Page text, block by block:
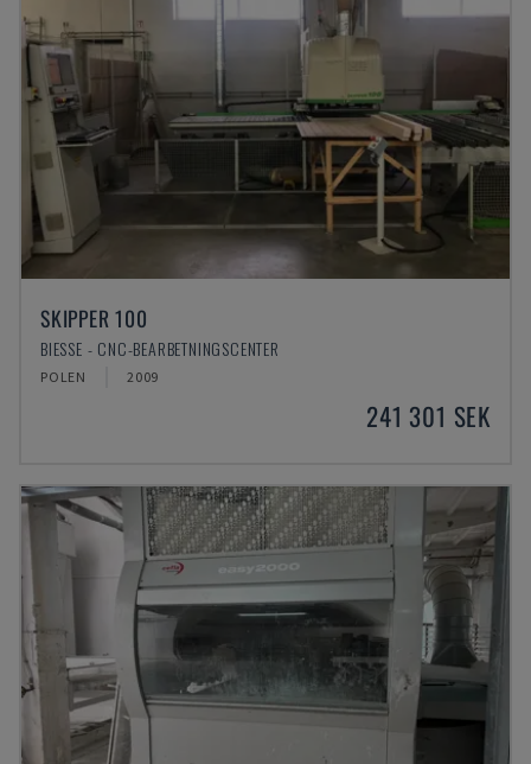
SKIPPER 100
BIESSE - CNC-BEARBETNINGSCENTER
POLEN 2009
241 301 SEK